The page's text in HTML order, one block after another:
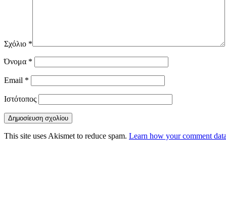
Σχόλιο *
Όνομα *
Email *
Ιστότοπος
This site uses Akismet to reduce spam. Learn how your comment